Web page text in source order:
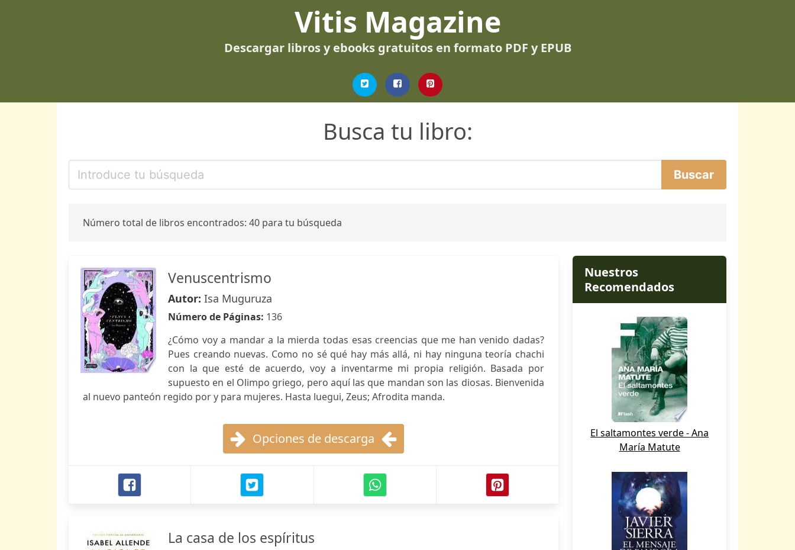
Vitis Magazine
Descargar libros y ebooks gratuitos en formato PDF y EPUB
Busca tu libro:
Número total de libros encontrados: 40 para tu búsqueda
Venuscentrismo
Autor: Isa Muguruza
Número de Páginas: 136
¿Cómo voy a mandar a la mierda todas esas creencias que me han venido dadas?
Pues creando nuevas. Como no sé qué hay más allá, ni hay ninguna teoría chachi
con la que esté de acuerdo, voy a inventarme mi propia religión. Basada por
supuesto en el Olimpo griego, pero aquí las que mandan son las diosas. Bienvenida
al nuevo panteón regido por y para mujeres. Hasta luegui, Zeus; Afrodita manda.
Opciones de descarga
La casa de los espíritus
Nuestros
Recomendados
El saltamontes verde - Ana
María Matute